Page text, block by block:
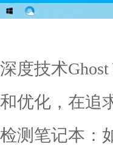
深度技术
和优化，在追
检测笔记本：